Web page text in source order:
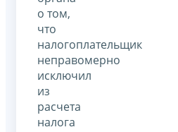
о том,
что
налогоплательщик
неправомерно
исключил
из
расчета
налога